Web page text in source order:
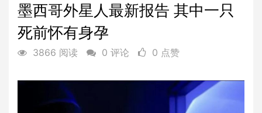
墨西哥外星人最新报告 其中一只
死前怀有身孕
3866 阅读 0 评论 0 点赞
t